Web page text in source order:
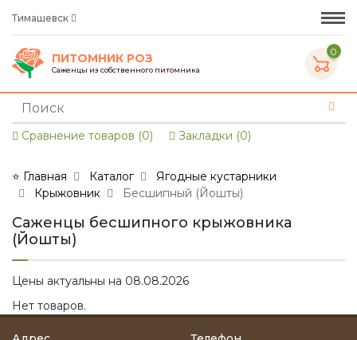
Тимашевск
ПИТОМНИК РОЗ
Саженцы из собственного питомника
0
Сравнение товаров (0) Закладки (0)
⭐ Главная Каталог
Ягодные кустарники
Крыжовник
Бесшипный (Йошты)
Саженцы бесшипного крыжовника
(Йошты)
Цены актуальны на 08.08.2026
Нет товаров.